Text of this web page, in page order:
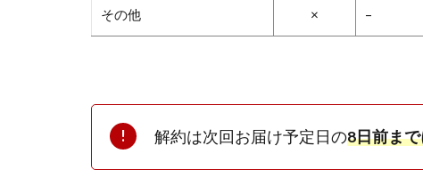
その他 × –
解約は次回お届け予定日の8日前ま